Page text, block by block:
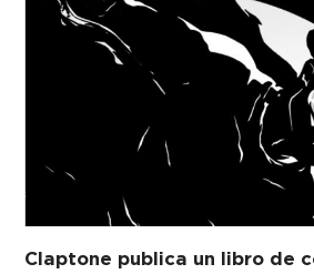
Claptone publica un libro de